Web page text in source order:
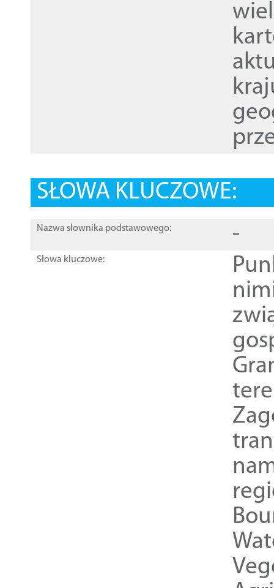
SŁOWA KLUCZOWE:
Nazwa słownika podstawowego: -
Słowa kluczowe: